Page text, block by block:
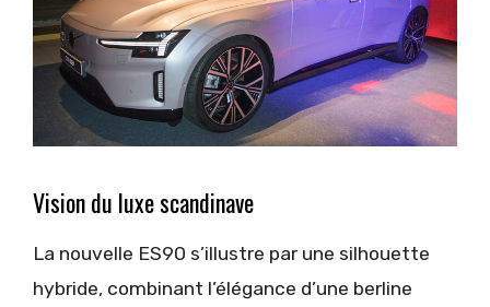
Vision du luxe scandinave
La nouvelle ES90 s’illustre par une silhouette
hybride, combinant l’élégance d’une berline